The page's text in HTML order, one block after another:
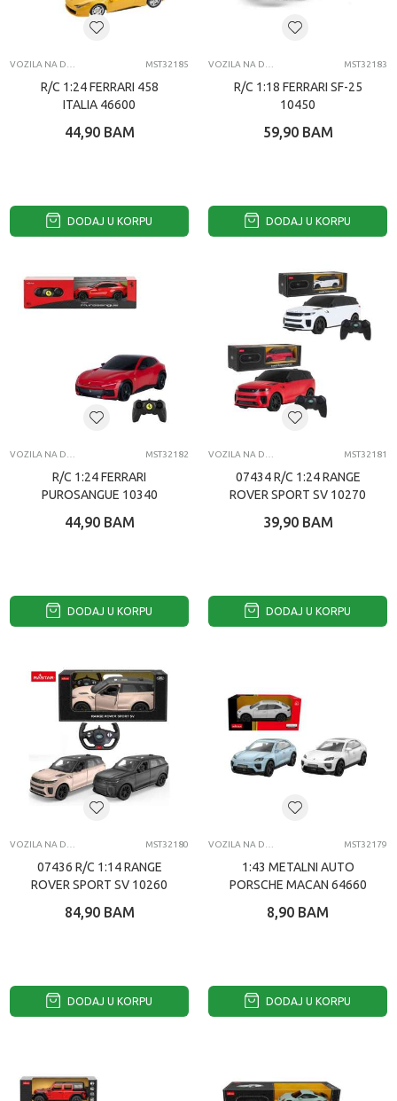
MST32185
R/C 1:24 FERRARI 458
ITALIA 46600
44,90 BAM
DODAJ U KORPU
MST32183
R/C 1:18 FERRARI SF-25
10450
59,90 BAM
DODAJ U KORPU
MST32182
R/C 1:24 FERRARI
PUROSANGUE 10340
44,90 BAM
DODAJ U KORPU
MST32181
07434 R/C 1:24 RANGE
ROVER SPORT SV 10270
39,90 BAM
DODAJ U KORPU
MST32180
07436 R/C 1:14 RANGE
ROVER SPORT SV 10260
84,90 BAM
DODAJ U KORPU
MST32179
1:43 METALNI AUTO
PORSCHE MACAN 64660
8,90 BAM
DODAJ U KORPU